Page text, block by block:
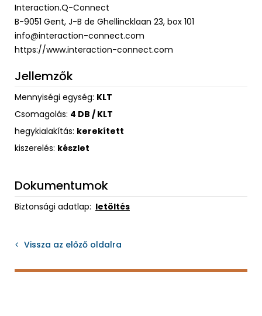
Interaction.Q-Connect
B-9051 Gent, J-B de Ghellincklaan 23, box 101
info@interaction-connect.com
https://www.interaction-connect.com
Jellemzők
Mennyiségi egység: KLT
Csomagolás: 4 DB / KLT
hegykialakítás: kerekített
kiszerelés: készlet
Dokumentumok
Biztonsági adatlap: letöltés
Vissza az előző oldalra